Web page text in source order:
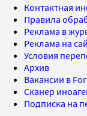
Контактная
Правила
Реклама в
Реклама на
Условия
Архив
Вакансии в
Сканер
Подписка на